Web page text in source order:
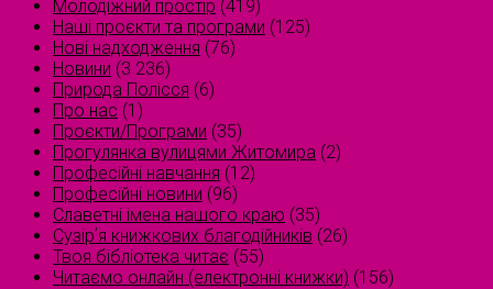
Молодіжний простір (419)
Наші проєкти та програми (125)
Нові надходження (76)
Новини (3 236)
Природа Полісся (6)
Про нас (1)
Проєкти/Програми (35)
Прогулянка вулицями Житомира (2)
Професійні навчання (12)
Професійні новини (96)
Славетні імена нашого краю (35)
Сузірʼя книжкових благодійників (26)
Твоя бібліотека читає (55)
Читаємо онлайн (електронні книжки) (156)